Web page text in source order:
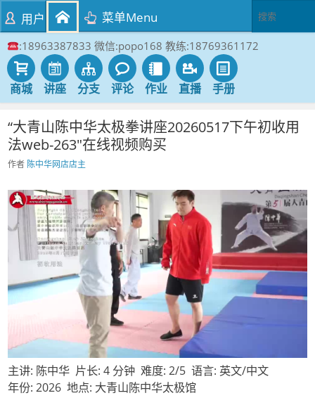
:18963387833 微信:popo168 教练:18769361172
商城 讲座 分支 评论 作业 直播 手册
用户 菜单Menu
“大青山陈中华太极拳讲座20260517下午初收用
法web-263″在线视频购买
作者 陈中华网店店主
主讲: 陈中华 片长: 4 分钟 难度: 2/5 语言: 英文/中文
年份: 2026 地点: 大青山陈中华太极馆